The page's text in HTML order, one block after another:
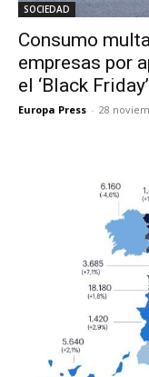
SOCIEDAD
Consumo
empresas por
el ‘Black
Europa Press - 28